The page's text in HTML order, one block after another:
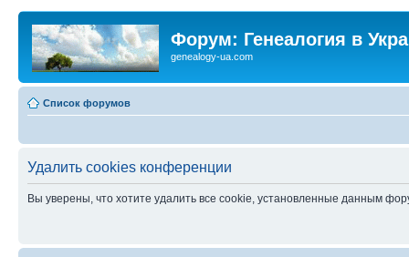
Форум: Генеалогия в
genealogy-ua.com
Список форумов
Удалить cookies конференции
Вы уверены, что хотите удалить все cookie, установленные данным